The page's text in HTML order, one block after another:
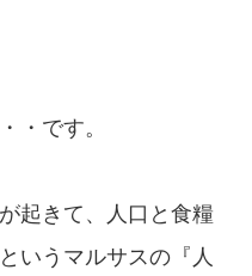
・です。
起きて、人口と食糧
いうマルサスの『人